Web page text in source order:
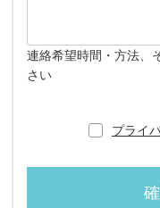
連絡希望時間・方法、
さい
プライ